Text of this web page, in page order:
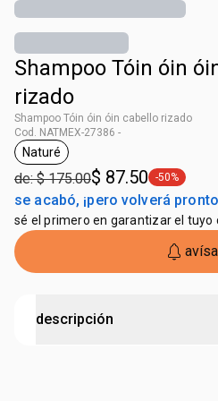
Shampoo Tóin óin
rizado
Shampoo Tóin óin óin cabello rizado
Cod. NATMEX-27386 -
etiqueta Naturé
Naturé
de: $ 175.00$ 87.50 etiqueta -50%
-50%
se acabó, ¡pero volverá
sé el primero en garantizar el tuyo
descripción